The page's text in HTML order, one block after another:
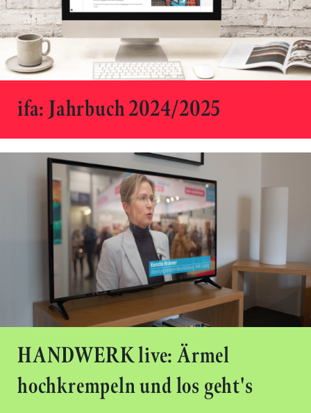
ifa: Jahrbuch 2024/2025
HANDWERK live: Ärmel
hochkrempeln und los geht's